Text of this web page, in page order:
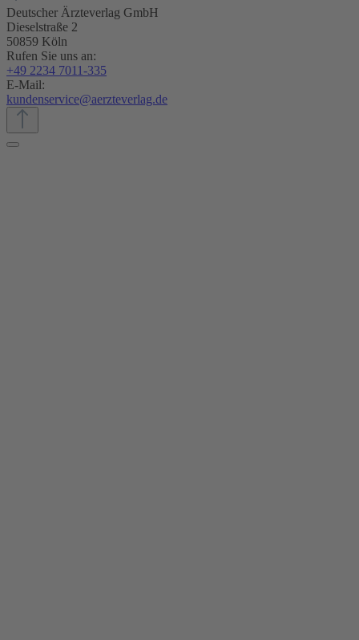
Deutscher Ärzteverlag GmbH
Dieselstraße 2
50859 Köln
Rufen Sie uns an:
+49 2234 7011-335
E-Mail:
kundenservice@aerzteverlag.de